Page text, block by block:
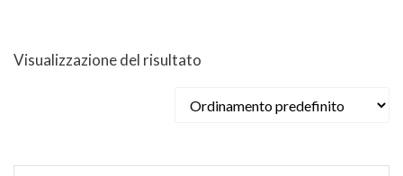
Visualizzazione del risultato